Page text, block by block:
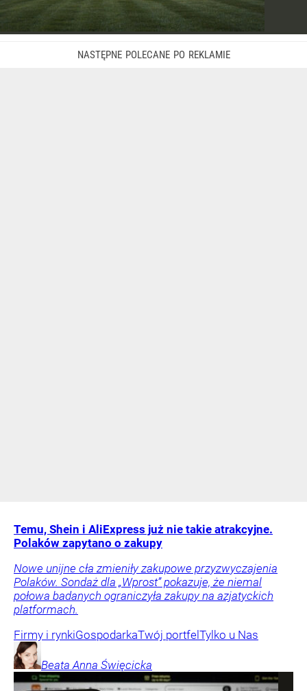
Temu, Shein i AliExpress już nie takie atrakcyjne.
Polaków zapytano o zakupy
Nowe unijne cła zmieniły zakupowe przyzwyczajenia
Polaków. Sondaż dla „Wprost” pokazuje, że niemal
połowa badanych ograniczyła zakupy na azjatyckich
platformach.
Firmy i rynkiGospodarkaTwój portfel Tylko u Nas
Beata Anna Święcicka